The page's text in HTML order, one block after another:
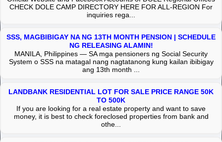
CHECK DOLE CAMP DIRECTORY HERE FOR ALL-REGION For
inquiries rega...
SSS, MAGBIBIGAY NA NG 13TH MONTH PENSION | SCHEDULE
NG RELEASING ALAMIN!
MANILA, Philippines — SA mga pensioners ng Social Security
System o SSS na matagal nang nagtatanong kung kailan ibibigay
ang 13th month ...
LANDBANK RESIDENTIAL LOT FOR SALE PRICE RANGE 50K
TO 500K
If you are looking for a real estate property and want to save
money, it is best to check foreclosed properties from bank and
othe...